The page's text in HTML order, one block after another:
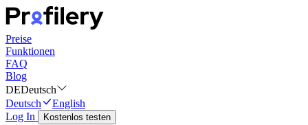
Preise
Funktionen
FAQ
Blog
DEDeutsch
Deutsch
English
Log In
Kostenlos testen